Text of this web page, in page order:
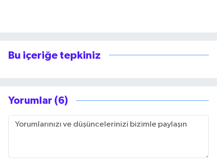
Bu içeriğe tepkiniz
Yorumlar (6)